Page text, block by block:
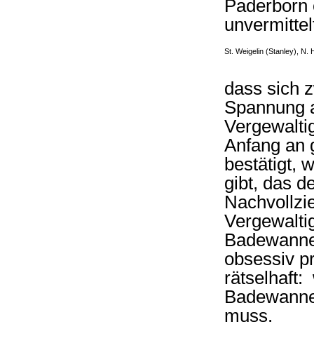
St. Weigelin (Stanley), N.
dass sich
Spannung
Anfang an
bestätigt,
gibt, das
obsessiv
rätselhaft:
muss.